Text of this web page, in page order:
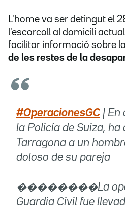
L'home va ser detingut el
l'escorcoll al domicili
facilitar informació sobre la
de les restes de la
#OperacionesGC| En
la Policía de Suiza, ha
Tarragona a un
doloso de su pareja
��������La
Guardia Civil fue